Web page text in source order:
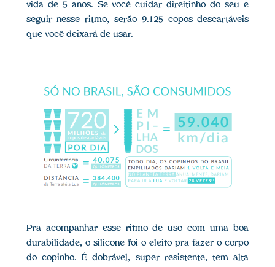
vida de 5 anos. Se você cuidar direitinho do seu e
seguir nesse ritmo, serão 9.125 copos descartáveis
que você deixará de usar.
Pra acompanhar esse ritmo de uso com uma boa
durabilidade, o silicone foi o eleito pra fazer o corpo
do copinho. É dobrável, super resistente, tem alta